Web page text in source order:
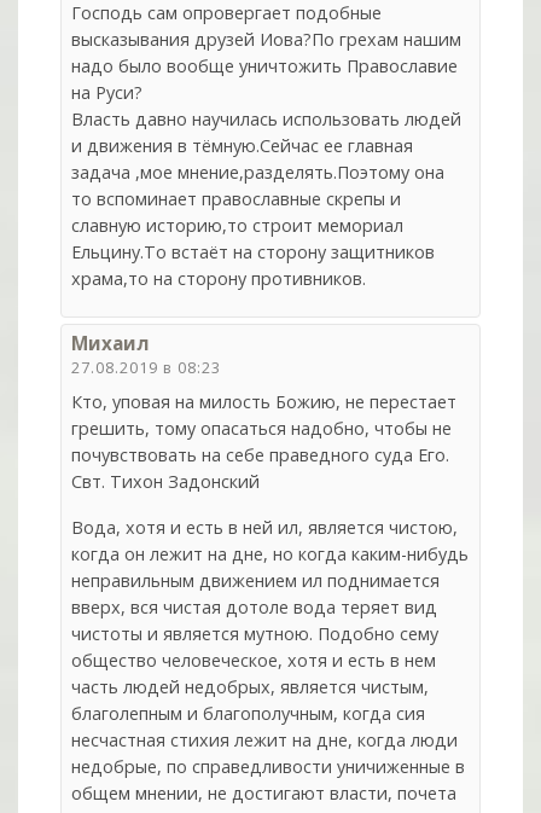
Господь сам опровергает подобные
высказывания друзей Иова?По грехам нашим
надо было вообще уничтожить Православие
на Руси?
Власть давно научилась использовать людей
и движения в тёмную.Сейчас ее главная
задача ,мое мнение,разделять.Поэтому она
то вспоминает православные скрепы и
славную историю,то строит мемориал
Ельцину.То встаёт на сторону защитников
храма,то на сторону противников.
Михаил
27.08.2019 в 08:23
Кто, уповая на милость Божию, не перестает
грешить, тому опасаться надобно, чтобы не
почувствовать на себе праведного суда Его.
Свт. Тихон Задонский
Вода, хотя и есть в ней ил, является чистою,
когда он лежит на дне, но когда каким-нибудь
неправильным движением ил поднимается
вверх, вся чистая дотоле вода теряет вид
чистоты и является мутною. Подобно сему
общество человеческое, хотя и есть в нем
часть людей недобрых, является чистым,
благолепным и благополучным, когда сия
несчастная стихия лежит на дне, когда люди
недобрые, по справедливости уничиженные в
общем мнении, не достигают власти, почета